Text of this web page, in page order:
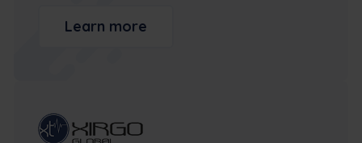
Learn more